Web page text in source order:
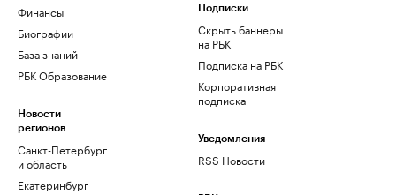
Финансы
Биографии
База знаний
РБК Образование
Новости
регионов
Санкт-Петербург
и область
Екатеринбург
Подписки
Скрыть баннеры
на РБК
Подписка на РБК
Корпоративная
подписка
Уведомления
RSS Новости